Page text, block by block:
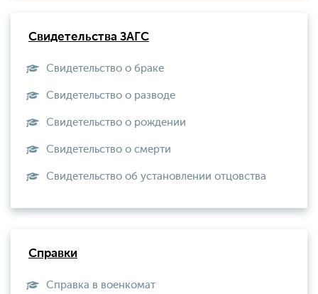
Свидетельства ЗАГС
Свидетельство о браке
Свидетельство о разводе
Свидетельство о рождении
Свидетельство о смерти
Свидетельство об установлении отцовства
Справки
Справка в военкомат